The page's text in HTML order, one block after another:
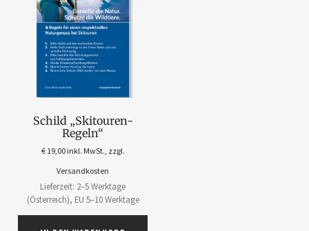
Schild „Skitouren-
Regeln“
€19,00 inkl. MwSt., zzgl.
Versandkosten
Lieferzeit: 2–5 Werktage
(Österreich), EU 5–10 Werktage